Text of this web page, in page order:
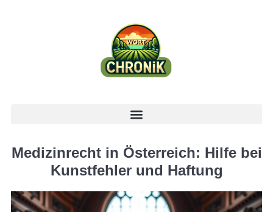
Medizinrecht in Österreich: Hilfe bei
Kunstfehler und Haftung